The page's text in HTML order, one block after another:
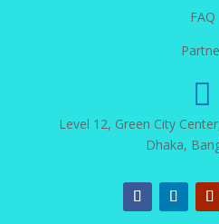
FAQ

Level 12, Green City
Dhaka,